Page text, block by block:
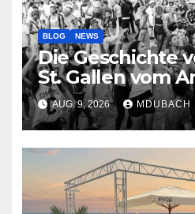
BLOG NEWS
Die Geschichte
St. Gallen vom
jetzt
AUG. 9, 2026 MDUBACH